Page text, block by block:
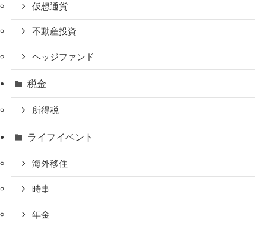
仮想通貨
不動産投資
ヘッジファンド
税金
所得税
ライフイベント
海外移住
時事
年金